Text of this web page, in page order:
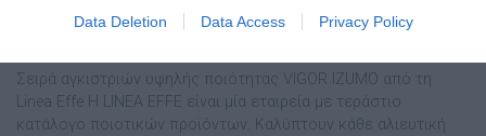
Data Deletion Data Access Privacy Policy
Σειρά αγκιστριών υψηλής ποιότητας
VIGOR IZUMO από τη Linea Effe
Σειρά αγκιστριών υψηλής ποιότητας VIGOR IZUMO από τη
Linea Effe Η LINEA EFFE είναι µία εταιρεία µε τεράστιο
κατάλογο ποιοτικών προϊόντων. Kαλύπτουν κάθε αλιευτική